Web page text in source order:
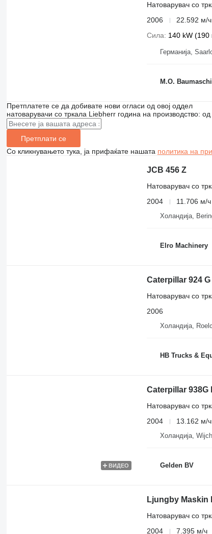
Натоварувач со
2006
22.592 м/ч
Сила 140 kW (190
Германија,
M.O.
Претплатете се да добивате нови огласи од овој оддел
натоварувачи со тркала Liebherr година на производство:
Претплати се
Со кликнувањето тука, ја прифаќате нашата политика на
JCB 456 Z
Натоварувач со
2004
11.706 м/ч
Холандија,
Elro Machinery
Caterpillar 924 G
Натоварувач со
2006
Холандија,
HB Trucks &
ВИДЕО
Caterpillar 938G
Натоварувач со
2004
13.162 м/ч
Холандија,
Gelden BV
Ljungby Maskin
Натоварувач со
2004
7.395 м/ч